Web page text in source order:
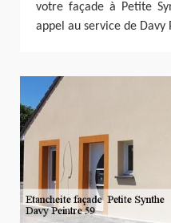
votre façade à Petite
appel au service de Davy